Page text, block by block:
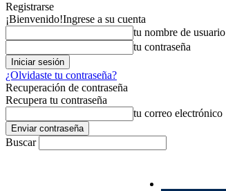
Registrarse
¡Bienvenido!Ingrese a su cuenta
tu nombre de usuario
tu contraseña
¿Olvidaste tu contraseña?
Recuperación de contraseña
Recupera tu contraseña
tu correo electrónico
Buscar